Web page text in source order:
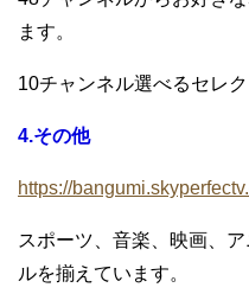
ます。
10チャンネル選べるセレク
4.その他
https://
スポーツ、音楽、映画、
ルを揃えています。